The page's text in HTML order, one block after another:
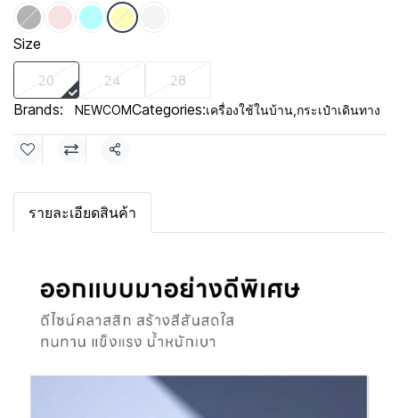
Size
20 24 28
Brands: NEWCOMCategories:เครื่องใช้ในบ้าน กระเป๋าเดินทาง
Share
รายละเอียดสินค้า